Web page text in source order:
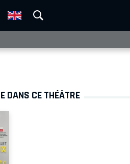
DANS CE THÉÂTRE